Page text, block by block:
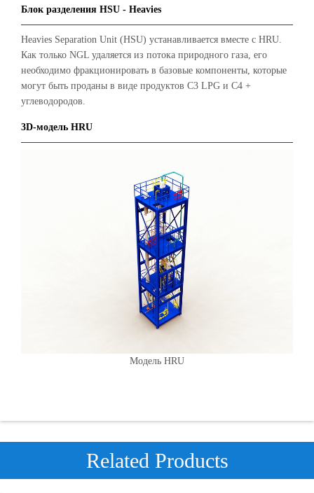
Блок разделения HSU - Heavies
Heavies Separation Unit (HSU) устанавливается вместе с HRU.
Как только NGL удаляется из потока природного газа, его
необходимо фракционировать в базовые компоненты, которые
могут быть проданы в виде продуктов C3 LPG и C4 +
углеводородов.
3D-модель HRU
Модель HRU
Related Products